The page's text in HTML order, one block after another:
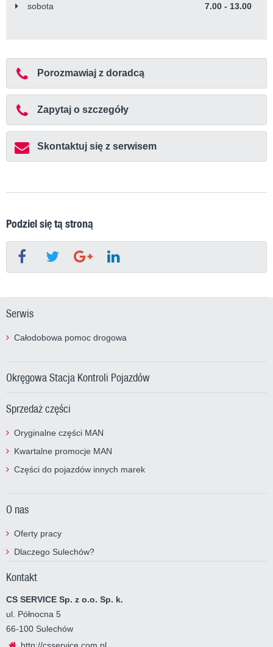
sobota
7.00 - 13.00
Porozmawiaj z doradcą
Zapytaj o szczegóły
Skontaktuj się z serwisem
Podziel się tą stroną
Serwis
Całodobowa pomoc drogowa
Okręgowa Stacja Kontroli Pojazdów
Sprzedaż części
Oryginalne części MAN
Kwartalne promocje MAN
Części do pojazdów innych marek
O nas
Oferty pracy
Dlaczego Sulechów?
Kontakt
CS SERVICE Sp. z o.o. Sp. k.
ul. Północna 5
66-100 Sulechów
http://csservice.com.pl